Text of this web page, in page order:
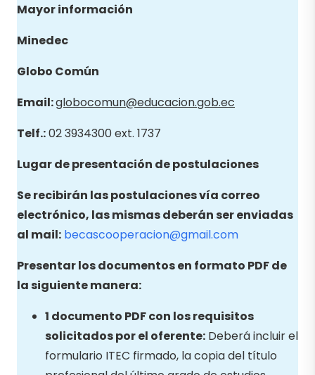
Mayor información
Minedec
Globo Común
Email:globocomun@educacion.gob.ec
Telf.:02 3934300 ext. 1737
Lugar de presentación de postulaciones
Se recibirán las postulaciones vía correo
electrónico, las mismas deberán ser enviadas
al mail: becascooperacion@gmail.com
Presentar los documentos en formato PDF de
la siguiente manera:
1 documento PDF con los requisitos
solicitados por el oferente: Deberá incluir el
formulario ITEC firmado, la copia del título